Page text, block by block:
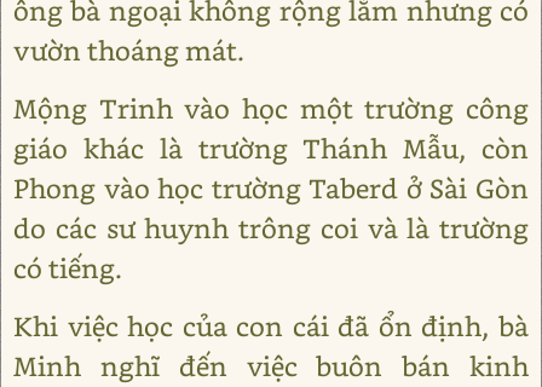
ông bà ngoại không rộng lắm nhưng có
vườn thoáng mát.
Mộng Trinh vào học một trường công
giáo khác là trường Thánh Mẫu, còn
Phong vào học trường Taberd ở Sài Gòn
do các sư huynh trông coi và là trường
có tiếng.
Khi việc học của con cái đã ổn định, bà
Minh nghĩ đến việc buôn bán kinh